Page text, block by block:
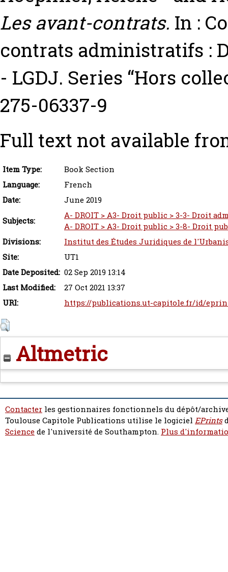
Les avant-contrats. In :
contrats administratifs :
- LGDJ. Series “Hors
275-06337-9
Full text not available
Item Type:
Book Section
Language:
French
Date:
June 2019
Subjects:
A- DROIT > A3- Droit public > 3-3- Droit
A- DROIT > A3- Droit public > 3-8- Droit
Divisions:
Institut des Études Juridiques de
Site:
UT1
Date Deposited: 02 Sep 2019 13:14
Last Modified:
27 Oct 2021 13:37
URI:
https://publications.ut-capitole.fr/id/
Altmetric
Contacter les gestionnaires fonctionnels du dépôt/
Toulouse Capitole Publications utilise le logiciel EPrints
Sciencede l'université de Southampton. Plus